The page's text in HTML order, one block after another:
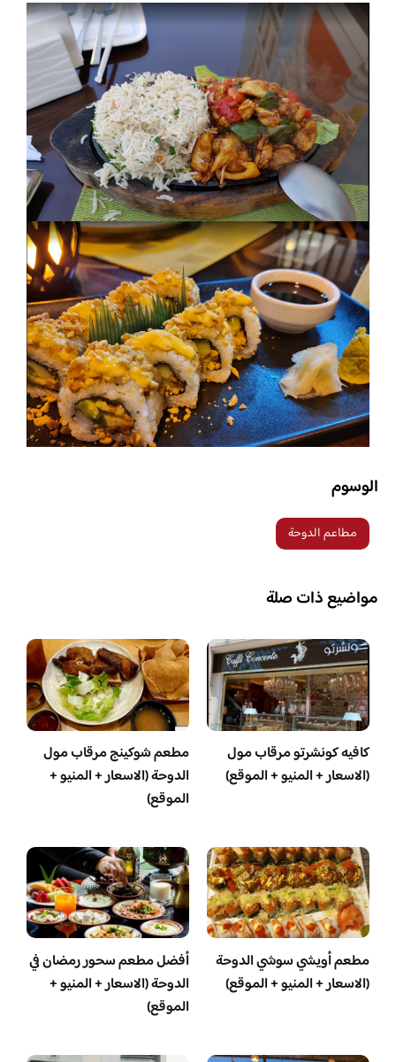
الوسوم
مطاعم الدوحة
مواضيع ذات صلة
كافيه كونشرتو مرقاب مول
(الاسعار + المنيو + الموقع)
مطعم شوكينج مرقاب مول
الدوحة (الاسعار + المنيو +
الموقع)
مطعم أويشي سوشي الدوحة
(الاسعار + المنيو + الموقع)
أفضل مطعم سحور رمضان في
الدوحة (الاسعار + المنيو +
الموقع)